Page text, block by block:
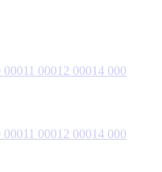
00011 00012 00014 000
00011 00012 00014 000